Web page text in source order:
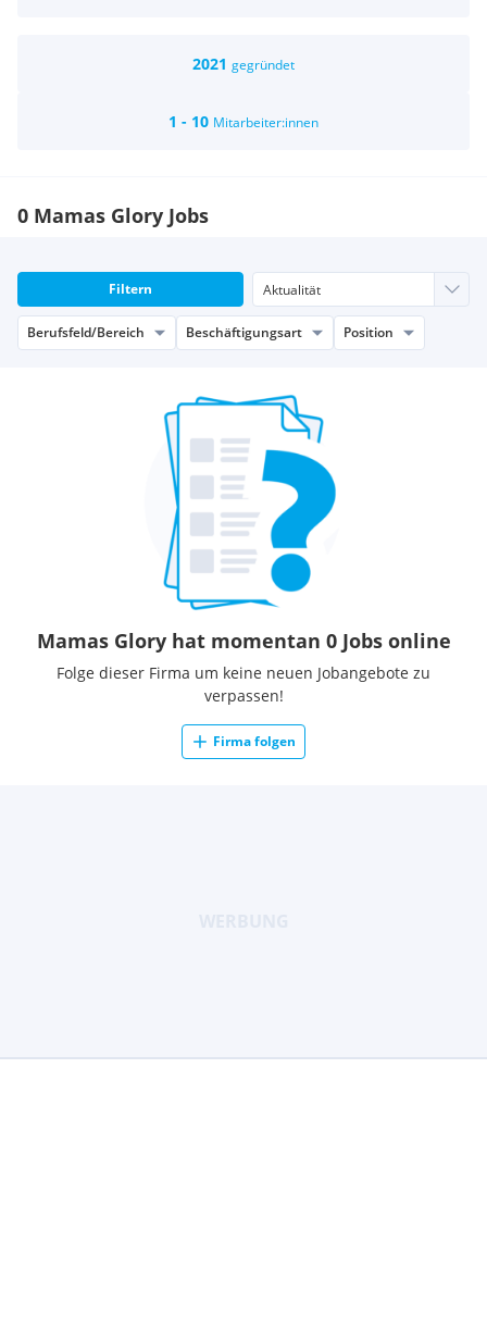
2021 gegründet
1 - 10 Mitarbeiter:innen
0 Mamas Glory Jobs
Filtern
Berufsfeld/Bereich Beschäftigungsart Position
Mamas Glory hat momentan 0 Jobs online
Folge dieser Firma um keine neuen Jobangebote zu
verpassen!
Firma folgen